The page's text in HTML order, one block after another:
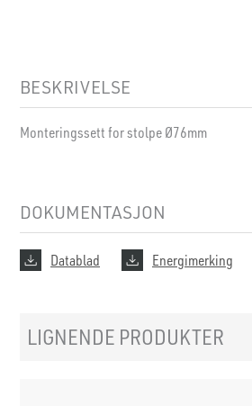
BESKRIVELSE
Monteringssett for stolpe Ø76mm
DOKUMENTASJON
Datablad Energimerking
LIGNENDE PRODUKTER